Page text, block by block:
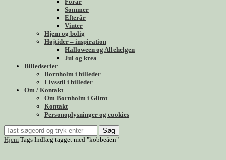
Sommer
Efterår
Vinter
Hjem og bolig
Højtider – inspiration
Halloween og Allehelgen
Jul og krea
Billedserier
Bornholm i billeder
Livsstil i billeder
Om / Kontakt
Om Bornholm i Glimt
Kontakt
Personoplysninger og cookies
Søg
Hjem Tags Indlæg tagget med "kobbeåen"